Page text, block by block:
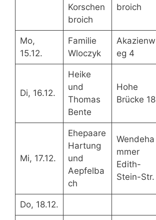
Korschen
broich
broich
Mo,
15.12.
Familie
Wloczyk
Akazienw
eg 4
Di, 16.12.
Heike
und
Thomas
Bente
Hohe
Brücke 18
Mi, 17.12.
Ehepaare
Hartung
und
Aepfelba
ch
Wendeha
mmer
Edith-
Stein-Str.
Do, 18.12.